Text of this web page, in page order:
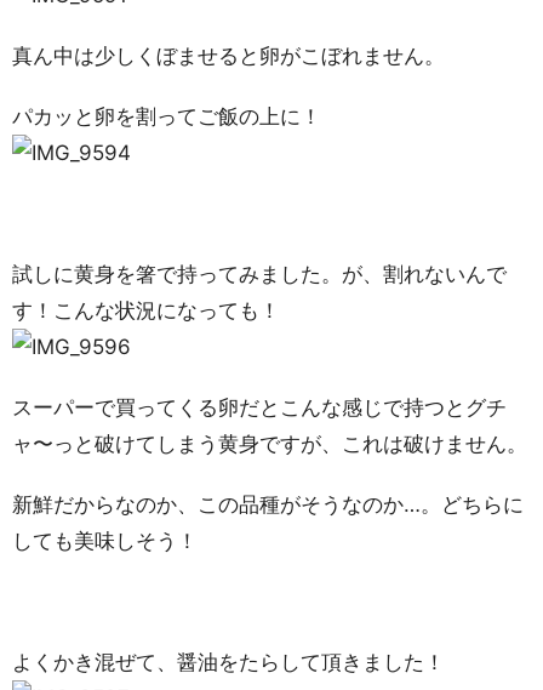
真ん中は少しくぼませると卵がこぼれません。
パカッと卵を割ってご飯の上に！
試しに黄身を箸で持ってみました。が、割れないんで
す！こんな状況になっても！
スーパーで買ってくる卵だとこんな感じで持つとグチ
ャ〜っと破けてしまう黄身ですが、これは破けません。
新鮮だからなのか、この品種がそうなのか…。どちらに
しても美味しそう！
よくかき混ぜて、醤油をたらして頂きました！